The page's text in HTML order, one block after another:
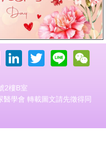
Facebook
LinkedIn
Twitter
Line
2樓B室
學會 轉載圖文請先徵得同